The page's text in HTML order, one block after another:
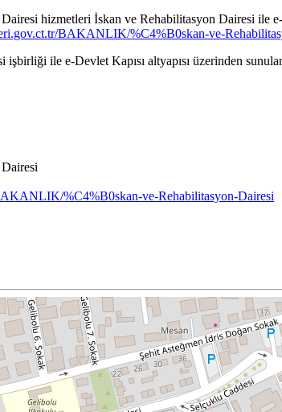
hizmetleri İskan ve Rehabilitasyon Dairesi ile e-
BAKANLIK/%C4%B0skan-ve-
ile e-Devlet Kapısı altyapısı üzerinden
%C4%B0skan-ve-Rehabilitasyon-Dairesi